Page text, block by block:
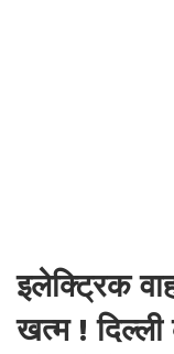
इलेक्ट्रिक
खत्म ! दिल्ली